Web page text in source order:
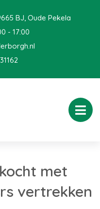
BJ, Oude Pekela
- 17:00
met
vertrekken